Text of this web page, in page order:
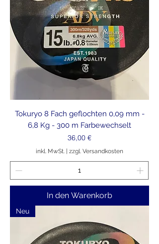
Tokuryo 8 Fach geflochten 0,09 mm -
6,8 Kg - 300 m Farbewechselt
Preis
36,00 €
inkl. MwSt. | zzgl. Versandkosten
In den Warenkorb
Neu